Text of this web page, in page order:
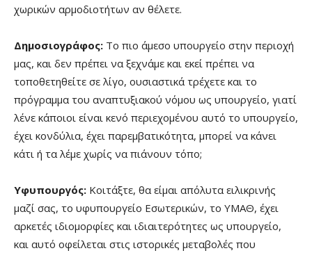
χωρικών αρμοδιοτήτων αν θέλετε.
Δημοσιογράφος: Το πιο άμεσο υπουργείο στην περιοχή
μας, και δεν πρέπει να ξεχνάμε και εκεί πρέπει να
τοποθετηθείτε σε λίγο, ουσιαστικά τρέχετε και το
πρόγραμμα του αναπτυξιακού νόμου ως υπουργείο, γιατί
λένε κάποιοι είναι κενό περιεχομένου αυτό το υπουργείο,
έχει κονδύλια, έχει παρεμβατικότητα, μπορεί να κάνει
κάτι ή τα λέμε χωρίς να πιάνουν τόπο;
Υφυπουργός: Κοιτάξτε, θα είμαι απόλυτα ειλικρινής
μαζί σας, το υφυπουργείο Εσωτερικών, το ΥΜΑΘ, έχει
αρκετές ιδιομορφίες και ιδιαιτερότητες ως υπουργείο,
και αυτό οφείλεται στις ιστορικές μεταβολές που